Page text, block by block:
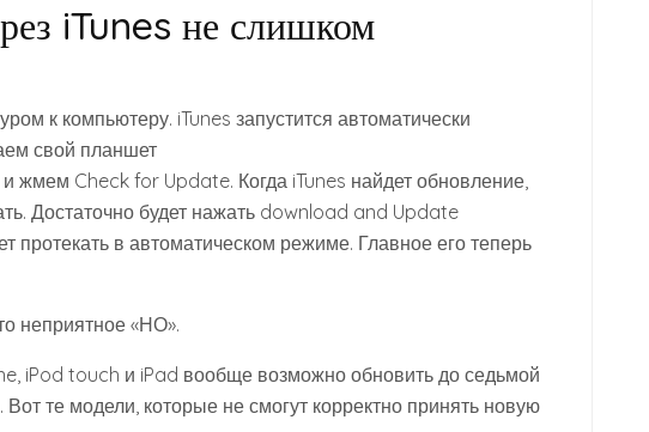
iTunes не слишком
к компьютеру. iTunes запустится автоматически
свой планшет
жмем Check for Update. Когда iTunes найдет обновление,
Достаточно будет нажать download and Update
протекать в автоматическом режиме. Главное его теперь
неприятное «НО».
iPod touch и iPad вообще возможно обновить до седьмой
те модели, которые не смогут корректно принять новую